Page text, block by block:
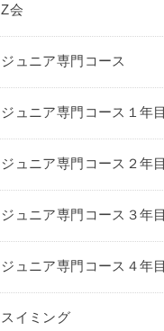
Z会
ジュニア専門コース
ジュニア専門コース１年目
ジュニア専門コース２年目
ジュニア専門コース３年目
ジュニア専門コース４年目
スイミング